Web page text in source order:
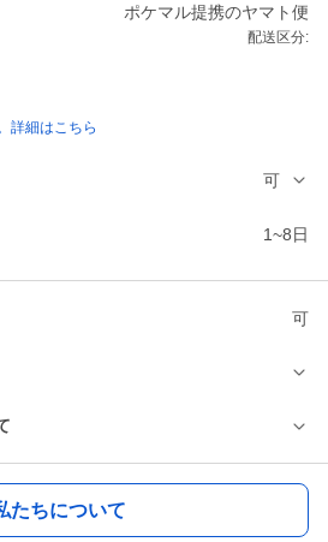
ポケマル提携のヤマト便
配送区分:
詳細はこちら
可
1~8日
可
たちについて